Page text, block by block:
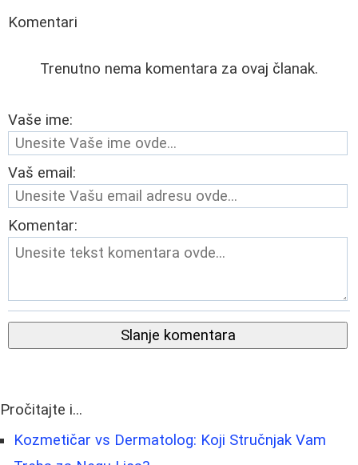
Komentari
Trenutno nema komentara za ovaj članak.
Vaše ime:
Vaš email:
Komentar:
Slanje komentara
Pročitajte i...
Kozmetičar vs Dermatolog: Koji Stručnjak Vam